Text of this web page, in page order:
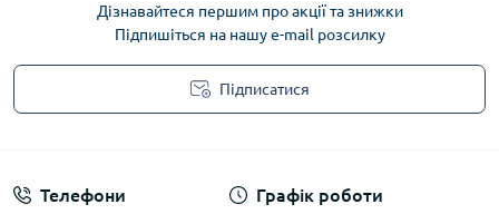
Дізнавайтеся першим про акції та знижки
Підпишіться на нашу e-mail розсилку
Підписатися
Телефони Графік роботи